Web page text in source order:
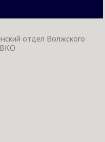
отдел Волжского